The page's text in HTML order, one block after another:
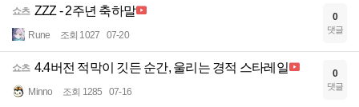
쇼츠 ZZZ - 2주년 축하말
Rune 조회 1027 07-20
0
댓글
쇼츠 4.4버전 적막이 깃든 순간, 울리는 경적 스타레일
Minno 조회 1285 07-16
0
댓글